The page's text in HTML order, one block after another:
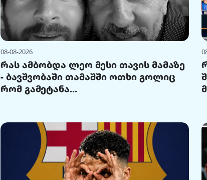
08-08-2026
რას ამბობდა ლეო მესი თავის მამაზე
- ბავშვობაში თამაშში ოთხი გოლიც
რომ გამეტანა...